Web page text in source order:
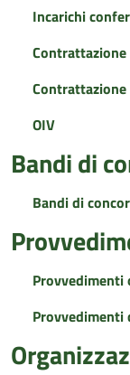
Incarichi
OIV
Bandi di
Bandi di